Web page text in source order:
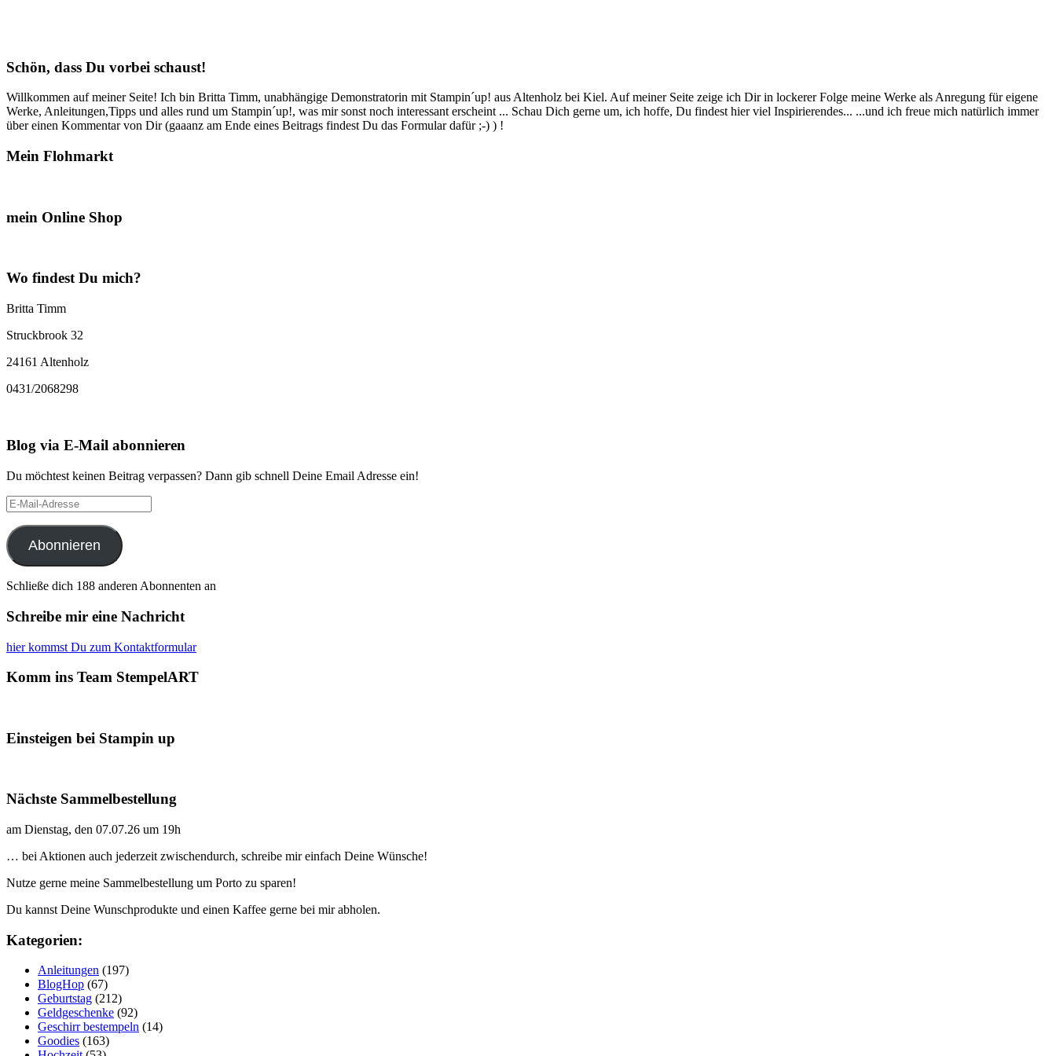
Schön, dass Du vorbei schaust!
Willkommen auf meiner Seite! Ich bin Britta Timm, unabhängige Demonstratorin mit Stampin´up! aus Altenholz bei Kiel. Auf meiner Seite zeige ich Dir in lockerer Folge meine Werke als Anregung für eigene
Werke, Anleitungen,Tipps und alles rund um Stampin´up!, was mir sonst noch interessant erscheint ... Schau Dich gerne um, ich hoffe, Du findest hier viel Inspirierendes... ...und ich freue mich natürlich immer
über einen Kommentar von Dir (gaaanz am Ende eines Beitrags findest Du das Formular dafür ;-) ) !
Mein Flohmarkt
mein Online Shop
Wo findest Du mich?
Britta Timm
Struckbrook 32
24161 Altenholz
0431/2068298
Blog via E-Mail abonnieren
Du möchtest keinen Beitrag verpassen? Dann gib schnell Deine Email Adresse ein!
E-
Mail-
Adresse
Abonnieren
Schließe dich 188 anderen Abonnenten an
Schreibe mir eine Nachricht
hier kommst Du zum Kontaktformular
Komm ins Team StempelART
Einsteigen bei Stampin up
Nächste Sammelbestellung
am Dienstag, den 07.07.26 um 19h
… bei Aktionen auch jederzeit zwischendurch, schreibe mir einfach Deine Wünsche!
Nutze gerne meine Sammelbestellung um Porto zu sparen!
Du kannst Deine Wunschprodukte und einen Kaffee gerne bei mir abholen.
Kategorien:
Anleitungen (197)
BlogHop (67)
Geburtstag (212)
Geldgeschenke (92)
Geschirr bestempeln (14)
Goodies (163)